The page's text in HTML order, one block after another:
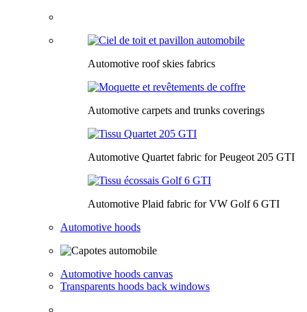
Automotive roof skies fabrics
Automotive carpets and trunks coverings
Automotive Quartet fabric for Peugeot 205 GTI
Automotive Plaid fabric for VW Golf 6 GTI
Automotive hoods
Automotive hoods canvas
Transparents hoods back windows